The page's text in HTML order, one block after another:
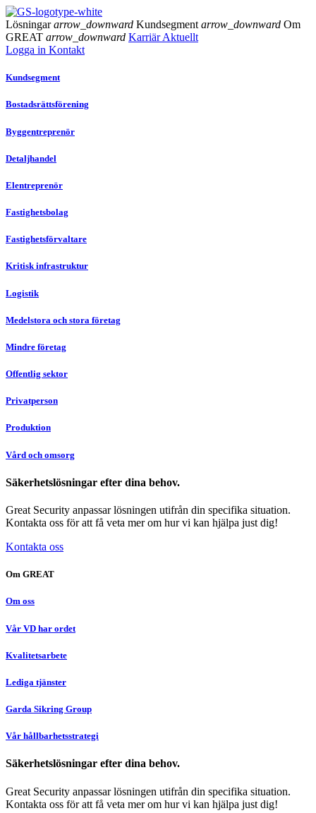
Lösningararrow_downward Kundsegment arrow_downward Om
GREAT arrow_downward KarriärAktuellt
Logga in Kontakt
Kundsegment
Bostadsrättsförening
Byggentreprenör
Detaljhandel
Elentreprenör
Fastighetsbolag
Fastighetsförvaltare
Kritisk infrastruktur
Logistik
Medelstora och stora företag
Mindre företag
Offentlig sektor
Privatperson
Produktion
Vård och omsorg
Säkerhetslösningar efter dina behov.
Great Security anpassar lösningen utifrån din specifika situation.
Kontakta oss för att få veta mer om hur vi kan hjälpa just dig!
Kontakta oss
Om GREAT
Om oss
Vår VD har ordet
Kvalitetsarbete
Lediga tjänster
Garda Sikring Group
Vår hållbarhetsstrategi
Säkerhetslösningar efter dina behov.
Great Security anpassar lösningen utifrån din specifika situation.
Kontakta oss för att få veta mer om hur vi kan hjälpa just dig!